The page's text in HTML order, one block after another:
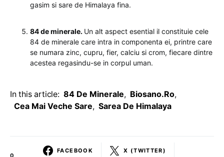
gasim si sare de Himalaya fina.
84 de minerale. Un alt aspect esential il constituie cele
84 de minerale care intra in componenta ei, printre care
se numara zinc, cupru, fier, calciu si crom, fiecare dintre
acestea regasindu-se in corpul uman.
In this article: 84 De Minerale, Biosano.ro,
Cea Mai Veche Sare, Sarea De Himalaya
0
FACEBOOK X (TWITTER)